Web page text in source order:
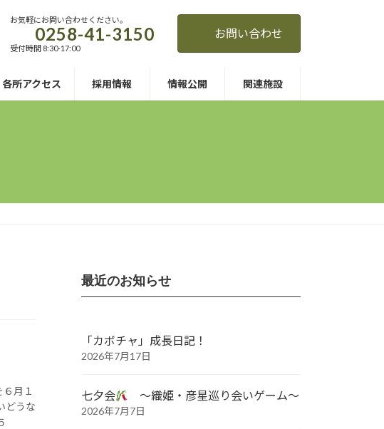
お気軽にお問い合わせください。
0258-41-3150
受付時間 8:30-17:00
お問い合わせ
各所アクセス 採用情報 情報公開 関連施設
月１
どうな
最近のお知らせ
「カボチャ」成長日記！
2026年7月17日
七夕会 ～織姫・彦星巡り会いゲーム～
2026年7月7日